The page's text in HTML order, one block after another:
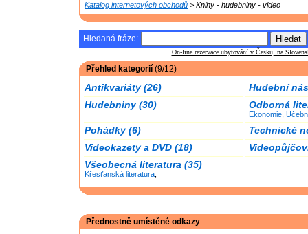
Katalog internetových obchodů > Knihy - hudebniny - video
Hledaná fráze:
On-line rezervace ubytování v Česku, na
Přehled kategorií (9/12)
Antikvariáty (26)
Hudební
Hudebniny (30)
Odborná
Ekonomie
Pohádky (6)
Technické
Videokazety a DVD (18)
Všeobecná literatura (35)
Křesťanská literatura
Přednostně umístěné odkazy